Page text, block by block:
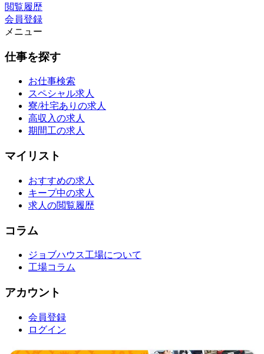
閲覧履歴
会員登録
メニュー
仕事を探す
お仕事検索
スペシャル求人
寮/社宅ありの求人
高収入の求人
期間工の求人
マイリスト
おすすめの求人
キープ中の求人
求人の閲覧履歴
コラム
ジョブハウス工場について
工場コラム
アカウント
会員登録
ログイン